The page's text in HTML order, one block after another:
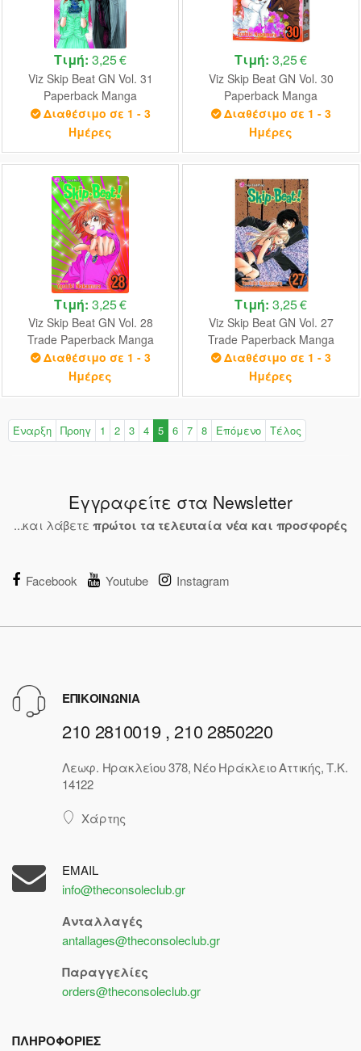
Τιμή: 3,25 €
Viz Skip Beat GN Vol. 31
Paperback Manga
Διαθέσιμο σε 1 - 3
Ημέρες
Τιμή: 3,25 €
Viz Skip Beat GN Vol. 30
Paperback Manga
Διαθέσιμο σε 1 - 3
Ημέρες
Τιμή: 3,25 €
Viz Skip Beat GN Vol. 28
Trade Paperback Manga
Διαθέσιμο σε 1 - 3
Ημέρες
Τιμή: 3,25 €
Viz Skip Beat GN Vol. 27
Trade Paperback Manga
Διαθέσιμο σε 1 - 3
Ημέρες
Έναρξη Προηγ 1 2 3 4 5 6 7 8 Επόμενο Τέλος
Εγγραφείτε στα Newsletter
...και λάβετε πρώτοι τα τελευταία νέα και προσφορές
Facebook Youtube Instagram
ΕΠΙΚΟΙΝΩΝΙΑ
210 2810019 , 210 2850220
Λεωφ. Ηρακλείου 378, Νέο Ηράκλειο Αττικής, Τ.Κ.
14122
Χάρτης
EMAIL
info@theconsoleclub.gr
Ανταλλαγές
antallages@theconsoleclub.gr
Παραγγελίες
orders@theconsoleclub.gr
ΠΛΗΡΟΦΟΡΙΕΣ